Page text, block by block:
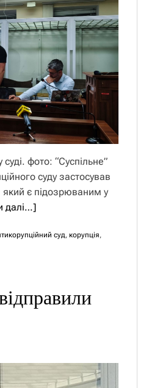
фото: “Суспільне”
суду застосував
який є підозрюваним у
далі…]
суд,корупція,